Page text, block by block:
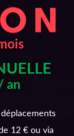
an
12 € ou via